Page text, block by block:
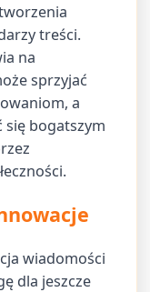
treści.
na
sprzyjać
a
się bogatszym
wiadomości
dla jeszcze